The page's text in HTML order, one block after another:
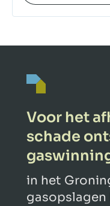
Voor het
schade
in het
gasopslagen